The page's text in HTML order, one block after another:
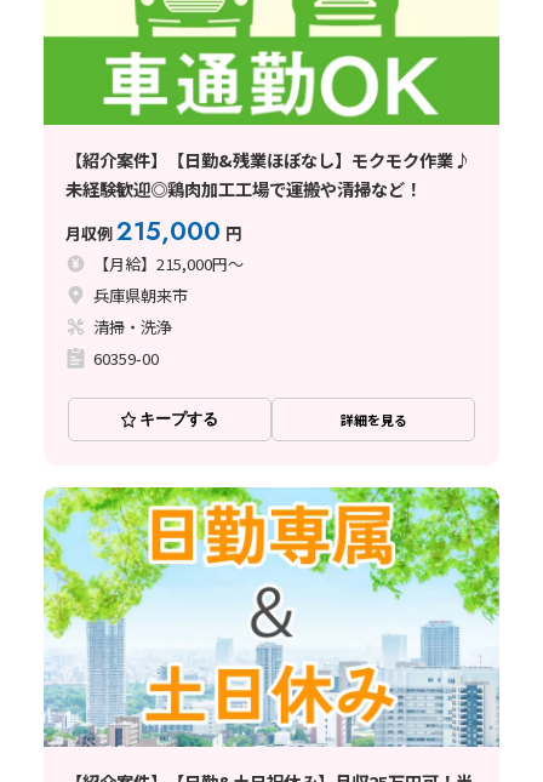
【紹介案件】【日勤&残業ほぼなし】モクモク作業♪
未経験歓迎◎鶏肉加工工場で運搬や清掃など！
月収例215,000 円
【月給】215,000円～
兵庫県朝来市
清掃・洗浄
60359-00
キープする 詳細を見る